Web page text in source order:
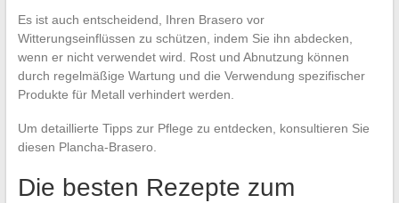
Es ist auch entscheidend, Ihren Brasero vor
Witterungseinflüssen zu schützen, indem Sie ihn abdecken,
wenn er nicht verwendet wird. Rost und Abnutzung können
durch regelmäßige Wartung und die Verwendung spezifischer
Produkte für Metall verhindert werden.
Um detaillierte Tipps zur Pflege zu entdecken, konsultieren Sie
diesen Plancha-Brasero.
Die besten Rezepte zum